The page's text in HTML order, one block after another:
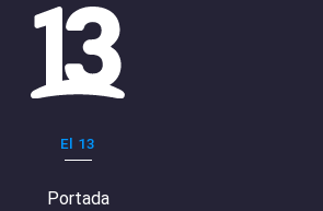
El 13
Portada